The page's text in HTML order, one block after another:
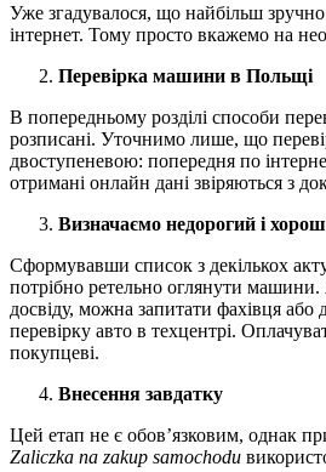
Уже згадувалося, що найбільш
інтернет. Тому просто вкажемо на
Перевірка машини в Польщі
В попередньому розділі способи
розписані. Уточнимо лише, що
двоступеневою: попередня по
отримані онлайн дані звіряються з
Визначаємо недорогий і
Сформувавши список з декількох
потрібно ретельно оглянути
досвіду, можна запитати фахівця або
перевірку авто в техцентрі.
покупцеві.
Внесення завдатку
Цей етап не є обов’язковим, однак
Zaliczka na zakup samochodu